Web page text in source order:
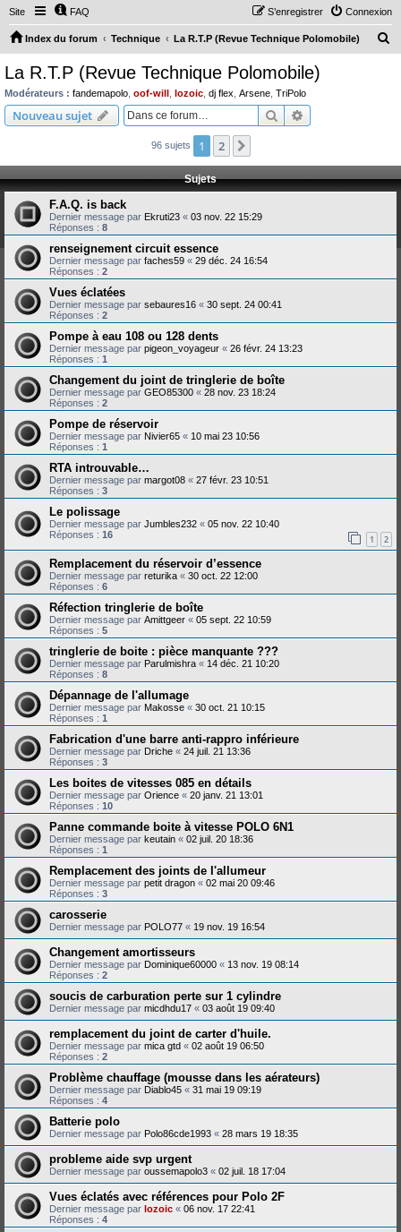
Site FAQ Connexion
S’enregistrer
Index du forum Technique La R.T.P (Revue Technique Polomobile)
c
h
La R.T.P (Revue Technique Polomobile)
Modérateurs : fandemapolo oof-will lozoic dj flex Arsene TriPolo
Nouveau sujet Rechercher
96 sujets 1 2
Sujets
F.A.Q. is back
Dernier message par Ekruti23 « 03 nov. 22 15:29
Réponses : 8
renseignement circuit essence
Dernier message par faches59 « 29 déc. 24 16:54
Réponses : 2
Vues éclatées
Dernier message par sebaures16 « 30 sept. 24 00:41
Réponses : 2
Pompe à eau 108 ou 128 dents
Dernier message par pigeon_voyageur « 26 févr. 24 13:23
Réponses : 1
Changement du joint de tringlerie de boîte
Dernier message par GEO85300 « 28 nov. 23 18:24
Réponses : 2
Pompe de réservoir
Dernier message par Nivier65 « 10 mai 23 10:56
Réponses : 1
RTA introuvable…
Dernier message par margot08 « 27 févr. 23 10:51
Réponses : 3
Le polissage
Dernier message par Jumbles232 « 05 nov. 22 10:40
Réponses : 16 1 2
Remplacement du réservoir d’essence
Dernier message par returika « 30 oct. 22 12:00
Réponses : 6
Réfection tringlerie de boîte
Dernier message par Amittgeer « 05 sept. 22 10:59
Réponses : 5
tringlerie de boite : pièce manquante ???
Dernier message par Parulmishra « 14 déc. 21 10:20
Réponses : 8
Dépannage de l'allumage
Dernier message par Makosse « 30 oct. 21 10:15
Réponses : 1
Fabrication d'une barre anti-rappro inférieure
Dernier message par Driche « 24 juil. 21 13:36
Réponses : 3
Les boites de vitesses 085 en détails
Dernier message par Orience « 20 janv. 21 13:01
Réponses : 10
Panne commande boite à vitesse POLO 6N1
Dernier message par keutain « 02 juil. 20 18:36
Réponses : 1
Remplacement des joints de l'allumeur
Dernier message par petit dragon « 02 mai 20 09:46
Réponses : 3
carosserie
Dernier message par POLO77 « 19 nov. 19 16:54
Changement amortisseurs
Dernier message par Dominique60000 « 13 nov. 19 08:14
Réponses : 2
soucis de carburation perte sur 1 cylindre
Dernier message par micdhdu17 « 03 août 19 09:40
remplacement du joint de carter d'huile.
Dernier message par mica gtd « 02 août 19 06:50
Réponses : 2
Problème chauffage (mousse dans les aérateurs)
Dernier message par Diablo45 « 31 mai 19 09:19
Réponses : 4
Batterie polo
Dernier message par Polo86cde1993 « 28 mars 19 18:35
probleme aide svp urgent
Dernier message par oussemapolo3 « 02 juil. 18 17:04
Vues éclatés avec références pour Polo 2F
Dernier message par lozoic « 06 nov. 17 22:41
Réponses : 4